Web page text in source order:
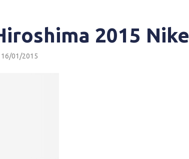
2015 Nike
16/01/2015